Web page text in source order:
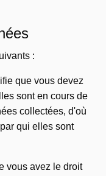
:
que vous devez
sont en cours de
collectées, d'où
qui elles sont
vous avez le droit